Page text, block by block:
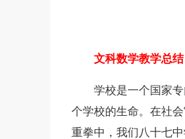
文科数学教学总结
学校是一个国家专
个学校的生命。在社
重拳中，我们八十七